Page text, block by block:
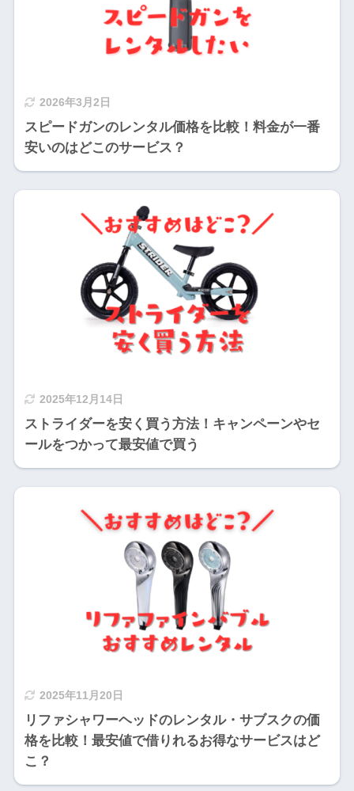
2026年3月2日
スピードガンのレンタル価格を比較！料金が一番
安いのはどこのサービス？
2025年12月14日
ストライダーを安く買う方法！キャンペーンやセ
ールをつかって最安値で買う
2025年11月20日
リファシャワーヘッドのレンタル・サブスクの価
格を比較！最安値で借りれるお得なサービスはど
こ？